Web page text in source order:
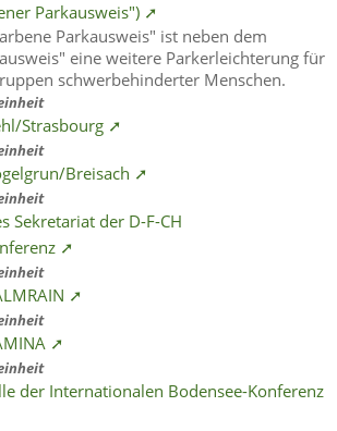
Parkausweis") ➚
Parkausweis" ist neben dem
eine weitere Parkerleichterung für
schwerbehinderter Menschen.
Strasbourg ➚
Breisach ➚
Sekretariat der D-F-CH
➚
➚
➚
der Internationalen Bodensee-Konferenz